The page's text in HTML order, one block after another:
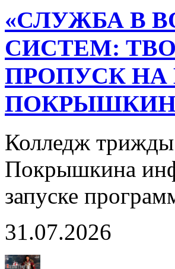
«СЛУЖБА В
СИСТЕМ:
ПРОПУСК
Колледж
Покрышкина
запуске
31.07.2026